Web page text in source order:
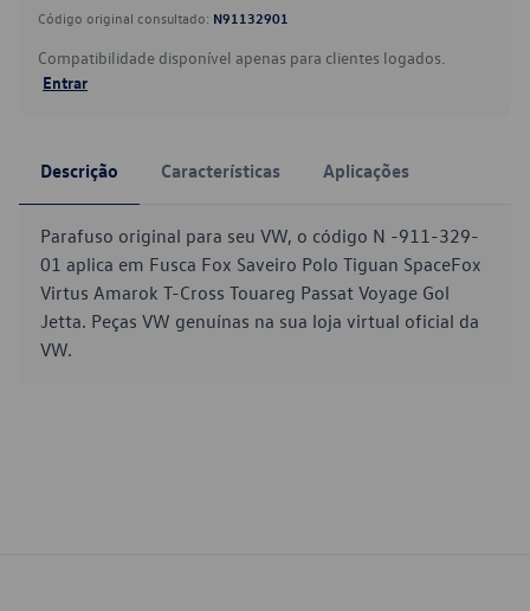
Código original consultado: N91132901
Compatibilidade disponível apenas para clientes logados.
Entrar
Descrição Características Aplicações
Parafuso original para seu VW, o código N -911-329-
01 aplica em Fusca Fox Saveiro Polo Tiguan SpaceFox
Virtus Amarok T-Cross Touareg Passat Voyage Gol
Jetta. Peças VW genuínas na sua loja virtual oficial da
VW.